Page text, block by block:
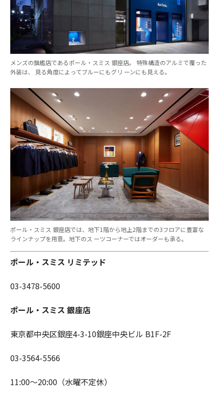
メンズの旗艦店であるポール・スミス 銀座店。 特殊構造のアルミで覆った
外装は、 見る角度によってブルーにもグリ ーンにも見える。
ポール・スミス 銀座店では、地下1階から地上2階までの3フロアに豊富な
ラインナップを用意。地下のス ーツコーナーではオーダーも承る。
ポール・スミス リミテッド
03-3478-5600
ポール・スミス 銀座店
東京都中央区銀座4-3-10銀座中央ビル B1F-2F
03-3564-5566
11:00〜20:00（水曜不定休）